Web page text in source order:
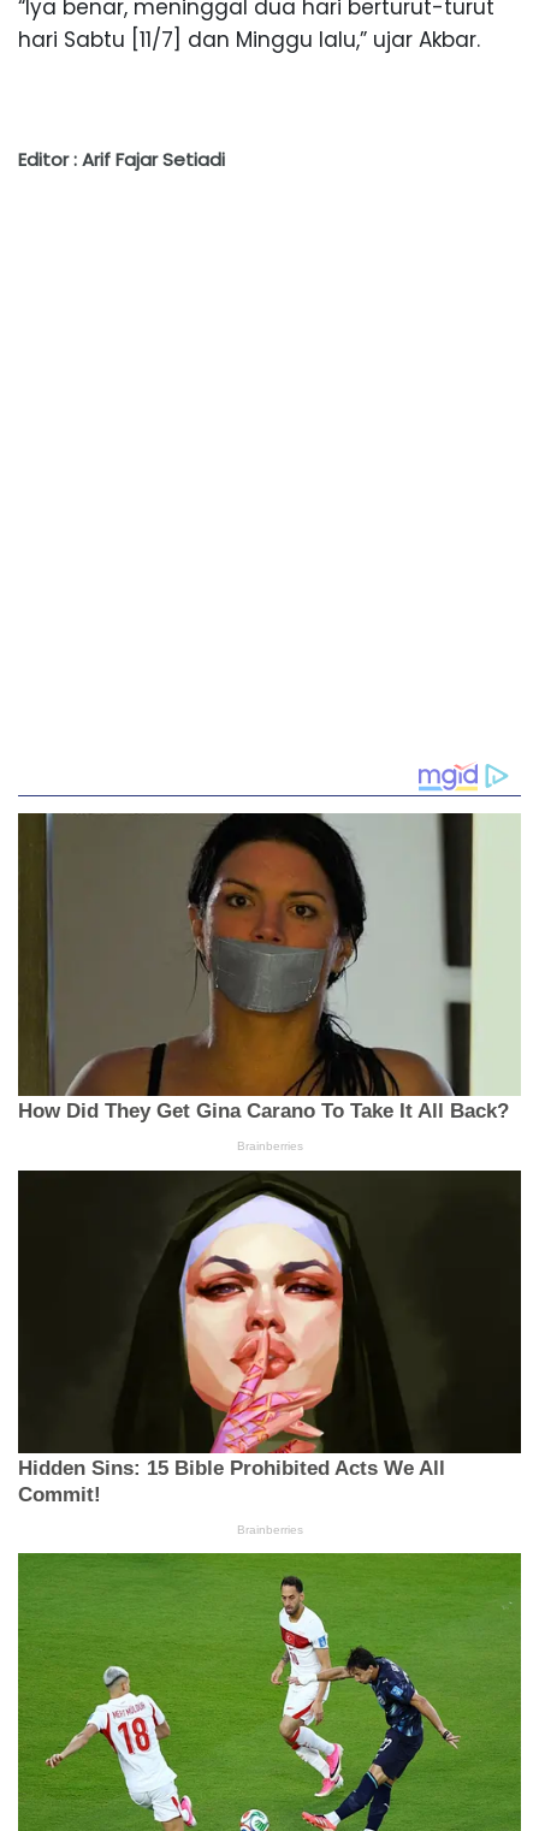
“Iya benar, meninggal dua hari berturut-turut
hari Sabtu [11/7] dan Minggu lalu,” ujar Akbar.
Editor : Arif Fajar Setiadi